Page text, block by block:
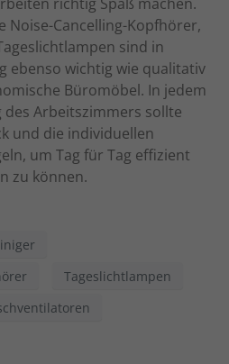
Noise-Cancelling-Kopfhörer,
sind in
ebenso wichtig wie qualitativ
Büromöbel. In jedem
des Arbeitszimmers sollte
und die individuellen
um Tag für Tag effizient
zu können.
Tageslichtlampen